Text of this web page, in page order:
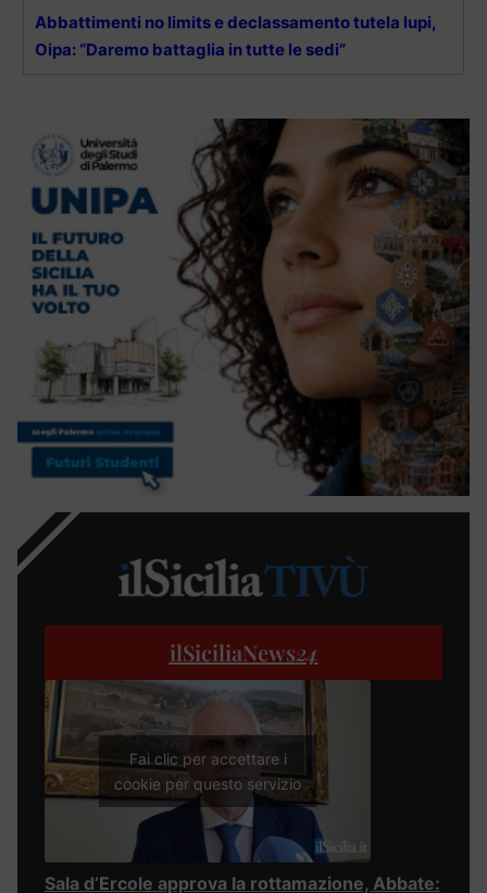
Abbattimenti no limits e declassamento tutela lupi,
Oipa: “Daremo battaglia in tutte le sedi”
ilSiciliaNews24
Fai clic per accettare i
cookie per questo servizio
Sala d’Ercole approva la rottamazione, Abbate: